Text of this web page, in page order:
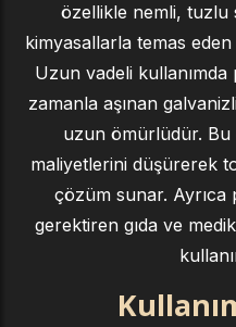
özellikle nemli, tuzlu
kimyasallarla temas
Uzun vadeli kullanımda
zamanla aşınan
uzun ömürlüdür. Bu
maliyetlerini düşürerek
çözüm sunar. Ayrıca
gerektiren gıda ve